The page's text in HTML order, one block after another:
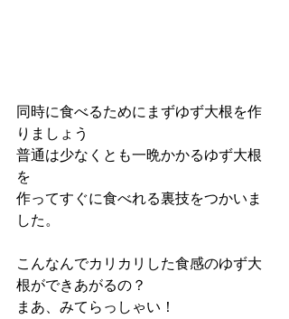
同時に食べるためにまずゆず大根を作
りましょう
普通は少なくとも一晩かかるゆず大根
を
作ってすぐに食べれる裏技をつかいま
した。
こんなんでカリカリした食感のゆず大
根ができあがるの？
まあ、みてらっしゃい！